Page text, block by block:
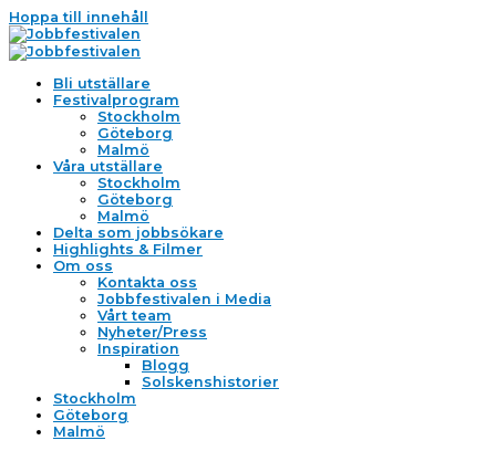
Hoppa till innehåll
Bli utställare
Festivalprogram
Stockholm
Göteborg
Malmö
Våra utställare
Stockholm
Göteborg
Malmö
Delta som jobbsökare
Highlights & Filmer
Om oss
Kontakta oss
Jobbfestivalen i Media
Vårt team
Nyheter/Press
Inspiration
Blogg
Solskenshistorier
Stockholm
Göteborg
Malmö